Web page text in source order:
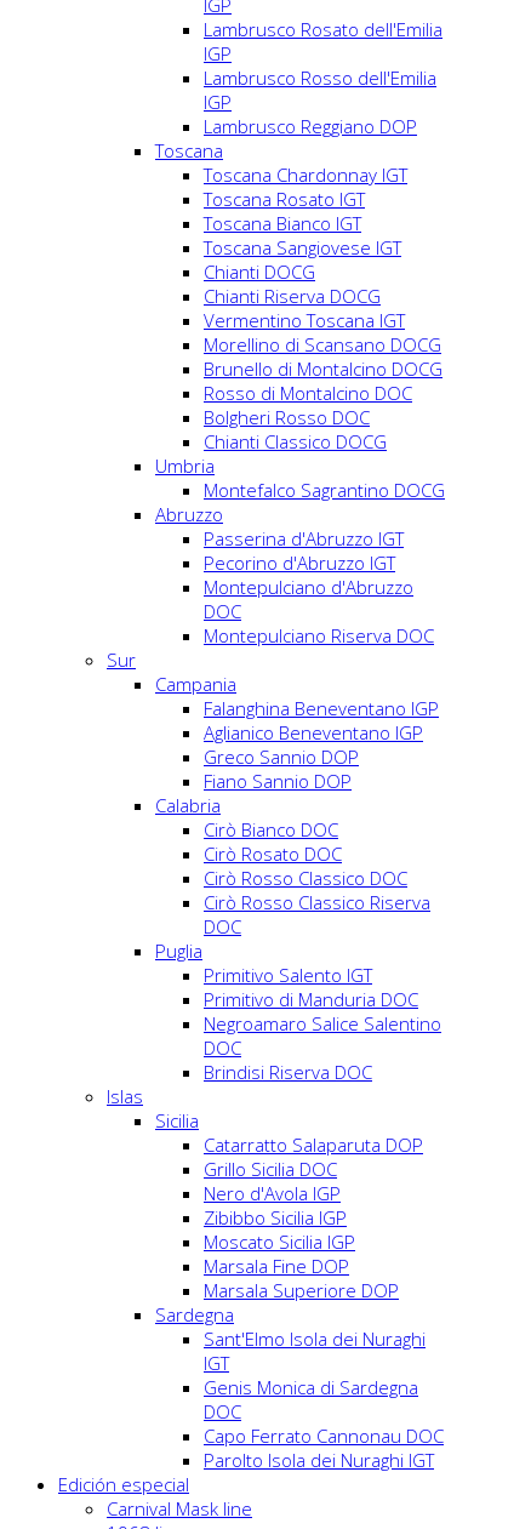
IGP
Lambrusco Rosato dell'Emilia
IGP
Lambrusco Rosso dell'Emilia
IGP
Lambrusco Reggiano DOP
Toscana
Toscana Chardonnay IGT
Toscana Rosato IGT
Toscana Bianco IGT
Toscana Sangiovese IGT
Chianti DOCG
Chianti Riserva DOCG
Vermentino Toscana IGT
Morellino di Scansano DOCG
Brunello di Montalcino DOCG
Rosso di Montalcino DOC
Bolgheri Rosso DOC
Chianti Classico DOCG
Umbria
Montefalco Sagrantino DOCG
Abruzzo
Passerina d'Abruzzo IGT
Pecorino d'Abruzzo IGT
Montepulciano d'Abruzzo
DOC
Montepulciano Riserva DOC
Sur
Campania
Falanghina Beneventano IGP
Aglianico Beneventano IGP
Greco Sannio DOP
Fiano Sannio DOP
Calabria
Cirò Bianco DOC
Cirò Rosato DOC
Cirò Rosso Classico DOC
Cirò Rosso Classico Riserva
DOC
Puglia
Primitivo Salento IGT
Primitivo di Manduria DOC
Negroamaro Salice Salentino
DOC
Brindisi Riserva DOC
Islas
Sicilia
Catarratto Salaparuta DOP
Grillo Sicilia DOC
Nero d'Avola IGP
Zibibbo Sicilia IGP
Moscato Sicilia IGP
Marsala Fine DOP
Marsala Superiore DOP
Sardegna
Sant'Elmo Isola dei Nuraghi
IGT
Genis Monica di Sardegna
DOC
Capo Ferrato Cannonau DOC
Parolto Isola dei Nuraghi IGT
Edición especial
Carnival Mask line